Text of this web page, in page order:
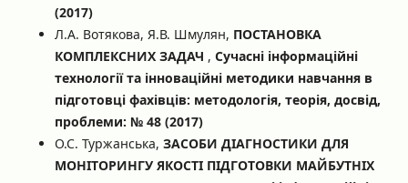
(2017)
Л.А. Вотякова, Я.В. Шмулян, ПОСТАНОВКА
КОМПЛЕКСНИХ ЗАДАЧ , Сучасні інформаційні
технології та інноваційні методики навчання в
підготовці фахівців: методологія, теорія, досвід,
проблеми: № 48 (2017)
О.С. Туржанська, ЗАСОБИ ДІАГНОСТИКИ ДЛЯ
МОНІТОРИНГУ ЯКОСТІ ПІДГОТОВКИ МАЙБУТНІХ